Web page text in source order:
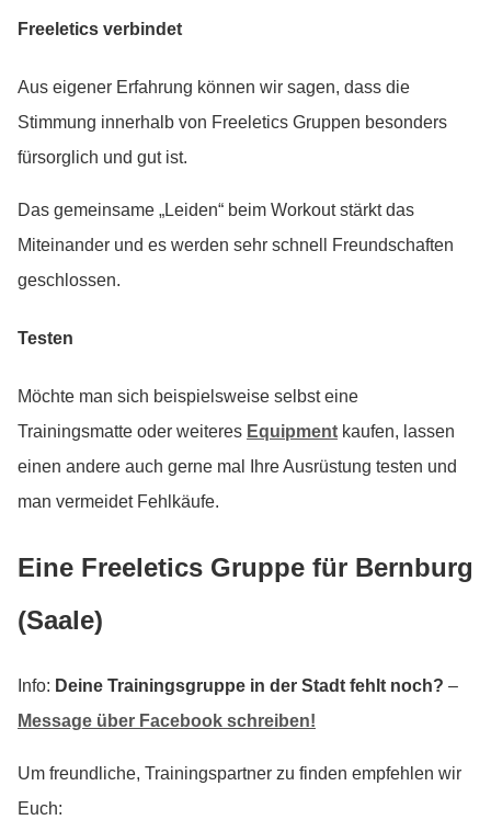
Freeletics verbindet
Aus eigener Erfahrung können wir sagen, dass die
Stimmung innerhalb von Freeletics Gruppen besonders
fürsorglich und gut ist.
Das gemeinsame „Leiden“ beim Workout stärkt das
Miteinander und es werden sehr schnell Freundschaften
geschlossen.
Testen
Möchte man sich beispielsweise selbst eine
Trainingsmatte oder weiteres Equipment kaufen, lassen
einen andere auch gerne mal Ihre Ausrüstung testen und
man vermeidet Fehlkäufe.
Eine Freeletics Gruppe für Bernburg
(Saale)
Info: Deine Trainingsgruppe in der Stadt fehlt noch? –
Message über Facebook schreiben!
Um freundliche, Trainingspartner zu finden empfehlen wir
Euch: